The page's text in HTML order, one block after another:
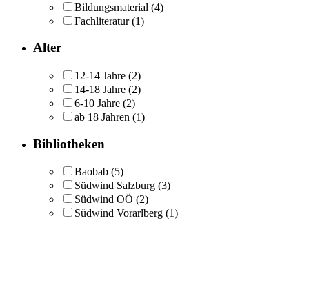
Bildungsmaterial (4)
Fachliteratur (1)
Alter
12-14 Jahre (2)
14-18 Jahre (2)
6-10 Jahre (2)
ab 18 Jahren (1)
Bibliotheken
Baobab (5)
Südwind Salzburg (3)
Südwind OÖ (2)
Südwind Vorarlberg (1)